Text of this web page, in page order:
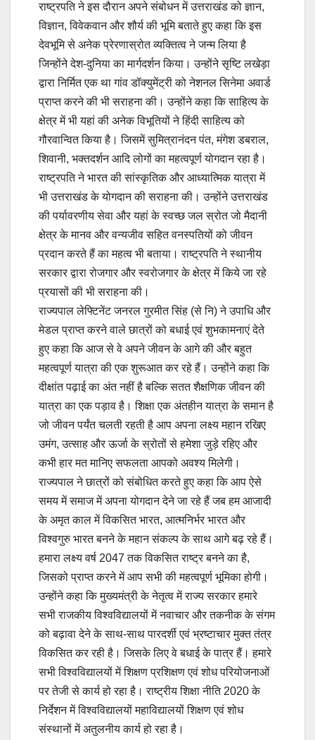
राष्ट्रपति ने इस दौरान अपने संबोधन में उत्तराखंड को ज्ञान,
विज्ञान, विवेकवान और शौर्य की भूमि बताते हुए कहा कि इस
देवभूमि से अनेक प्रेरणास्रोत व्यक्तित्व ने जन्म लिया है
जिन्होंने देश-दुनिया का मार्गदर्शन किया। उन्होंने सृष्टि लखेड़ा
द्वारा निर्मित एक था गांव डॉक्युमेंट्री को नेशनल सिनेमा अवार्ड
प्राप्त करने की भी सराहना की। उन्होंने कहा कि साहित्य के
क्षेत्र में भी यहां की अनेक विभूतियों ने हिंदी साहित्य को
गौरवान्वित किया है। जिसमें सुमित्रानंदन पंत, मंगेश डबराल,
शिवानी, भक्तदर्शन आदि लोगों का महत्वपूर्ण योगदान रहा है।
राष्ट्रपति ने भारत की सांस्कृतिक और आध्यात्मिक यात्रा में
भी उत्तराखंड के योगदान की सराहना की। उन्होंने उत्तराखंड
की पर्यावरणीय सेवा और यहां के स्वच्छ जल स्रोत जो मैदानी
क्षेत्र के मानव और वन्यजीव सहित वनस्पतियों को जीवन
प्रदान करते हैं का महत्व भी बताया। राष्ट्रपति ने स्थानीय
सरकार द्वारा रोजगार और स्वरोजगार के क्षेत्र में किये जा रहे
प्रयासों की भी सराहना की।
राज्यपाल लेफ्टिनेंट जनरल गुरमीत सिंह (से नि) ने उपाधि और
मेडल प्राप्त करने वाले छात्रों को बधाई एवं शुभकामनाएं देते
हुए कहा कि आज से वे अपने जीवन के आगे की और बहुत
महत्वपूर्ण यात्रा की एक शुरूआत कर रहे हैं। उन्होंने कहा कि
दीक्षांत पढ़ाई का अंत नहीं है बल्कि सतत शैक्षणिक जीवन की
यात्रा का एक पड़ाव है। शिक्षा एक अंतहीन यात्रा के समान है
जो जीवन पर्यंत चलती रहती है आप अपना लक्ष्य महान रखिए
उमंग, उत्साह और ऊर्जा के स्रोतों से हमेशा जुड़े रहिए और
कभी हार मत मानिए सफलता आपको अवश्य मिलेगी।
राज्यपाल ने छात्रों को संबोधित करते हुए कहा कि आप ऐसे
समय में समाज में अपना योगदान देने जा रहे हैं जब हम आजादी
के अमृत काल में विकसित भारत, आत्मनिर्भर भारत और
विश्वगुरु भारत बनने के महान संकल्प के साथ आगे बढ़ रहे हैं।
हमारा लक्ष्य वर्ष 2047 तक विकसित राष्ट्र बनने का है,
जिसको प्राप्त करने में आप सभी की महत्वपूर्ण भूमिका होगी।
उन्होंने कहा कि मुख्यमंत्री के नेतृत्व में राज्य सरकार हमारे
सभी राजकीय विश्वविद्यालयों में नवाचार और तकनीक के संगम
को बढ़ावा देने के साथ-साथ पारदर्शी एवं भ्रष्टाचार मुक्त तंत्र
विकसित कर रही है। जिसके लिए वे बधाई के पात्र हैं। हमारे
सभी विश्वविद्यालयों में शिक्षण प्रशिक्षण एवं शोध परियोजनाओं
पर तेजी से कार्य हो रहा है। राष्ट्रीय शिक्षा नीति 2020 के
निर्देशन में विश्वविद्यालयों महाविद्यालयों शिक्षण एवं शोध
संस्थानों में अतुलनीय कार्य हो रहा है।